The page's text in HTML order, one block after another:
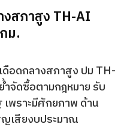
สภาสูง TH-AI
ม.
อดกลางสภาสูง ปม TH-
จัดซื้อตามกฎหมาย รับ
เพราะมีศักยภาพ ด้าน
เสียงบประมาณ